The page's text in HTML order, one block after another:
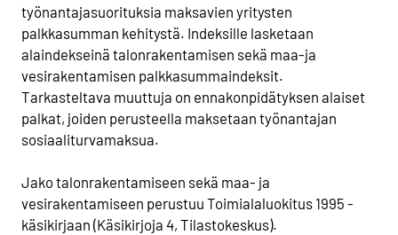
työnantajasuorituksia maksavien yritysten
palkkasumman kehitystä. Indeksille lasketaan
alaindekseinä talonrakentamisen sekä maa-ja
vesirakentamisen palkkasummaindeksit.
Tarkasteltava muuttuja on ennakonpidätyksen alaiset
palkat, joiden perusteella maksetaan työnantajan
sosiaaliturvamaksua.
Jako talonrakentamiseen sekä maa- ja
vesirakentamiseen perustuu Toimialaluokitus 1995 -
käsikirjaan (Käsikirjoja 4, Tilastokeskus).